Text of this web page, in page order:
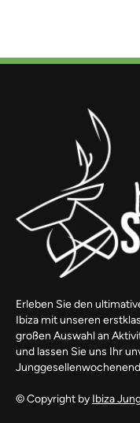
Erleben Sie den
Ibiza mit unseren
großen Auswahl an
und lassen Sie uns Ihr
© Copyright by Ibiza